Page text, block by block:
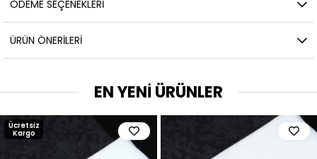
ÖDEME SEÇENEKLERI
ÜRÜN ÖNERILERI
EN YENİ ÜRÜNLER
Ücretsiz
Kargo